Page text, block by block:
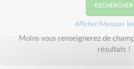
RECHERCHER
Afficher/Masquer
Moins vous renseignerez de
résultats !